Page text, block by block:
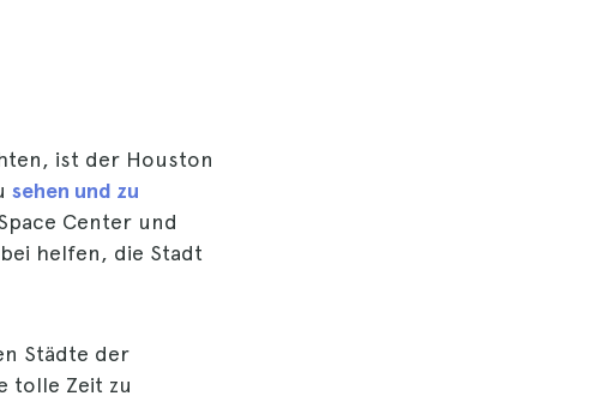
ist der Houston
sehen und zu
Center und
helfen, die Stadt
Städte der
tolle Zeit zu